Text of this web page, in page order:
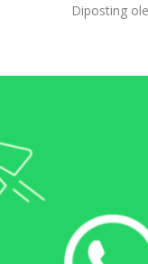
Diposting